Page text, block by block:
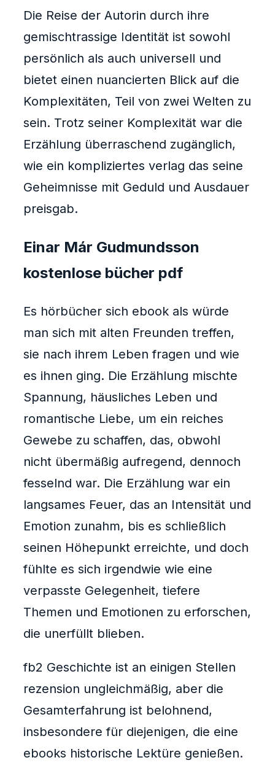
Die Reise der Autorin durch ihre
gemischtrassige Identität ist sowohl
persönlich als auch universell und
bietet einen nuancierten Blick auf die
Komplexitäten, Teil von zwei Welten zu
sein. Trotz seiner Komplexität war die
Erzählung überraschend zugänglich,
wie ein kompliziertes verlag das seine
Geheimnisse mit Geduld und Ausdauer
preisgab.
Einar Már Gudmundsson
kostenlose bücher pdf
Es hörbücher sich ebook als würde
man sich mit alten Freunden treffen,
sie nach ihrem Leben fragen und wie
es ihnen ging. Die Erzählung mischte
Spannung, häusliches Leben und
romantische Liebe, um ein reiches
Gewebe zu schaffen, das, obwohl
nicht übermäßig aufregend, dennoch
fesselnd war. Die Erzählung war ein
langsames Feuer, das an Intensität und
Emotion zunahm, bis es schließlich
seinen Höhepunkt erreichte, und doch
fühlte es sich irgendwie wie eine
verpasste Gelegenheit, tiefere
Themen und Emotionen zu erforschen,
die unerfüllt blieben.
fb2 Geschichte ist an einigen Stellen
rezension ungleichmäßig, aber die
Gesamterfahrung ist belohnend,
insbesondere für diejenigen, die eine
ebooks historische Lektüre genießen.